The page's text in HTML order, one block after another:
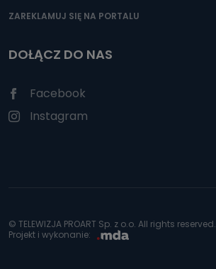
ZAREKLAMUJ SIĘ NA PORTALU
DOŁĄCZ DO NAS
Facebook
Instagram
© TELEWIZJA PROART Sp. z o.o. All rights reserved.
Projekt i wykonanie: